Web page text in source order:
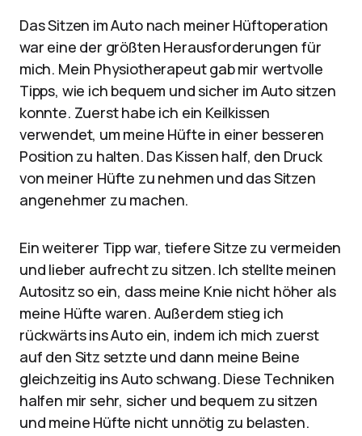
Das Sitzen im Auto nach meiner Hüftoperation
war eine der größten Herausforderungen für
mich. Mein Physiotherapeut gab mir wertvolle
Tipps, wie ich bequem und sicher im Auto sitzen
konnte. Zuerst habe ich ein Keilkissen
verwendet, um meine Hüfte in einer besseren
Position zu halten. Das Kissen half, den Druck
von meiner Hüfte zu nehmen und das Sitzen
angenehmer zu machen.
Ein weiterer Tipp war, tiefere Sitze zu vermeiden
und lieber aufrecht zu sitzen. Ich stellte meinen
Autositz so ein, dass meine Knie nicht höher als
meine Hüfte waren. Außerdem stieg ich
rückwärts ins Auto ein, indem ich mich zuerst
auf den Sitz setzte und dann meine Beine
gleichzeitig ins Auto schwang. Diese Techniken
halfen mir sehr, sicher und bequem zu sitzen
und meine Hüfte nicht unnötig zu belasten.